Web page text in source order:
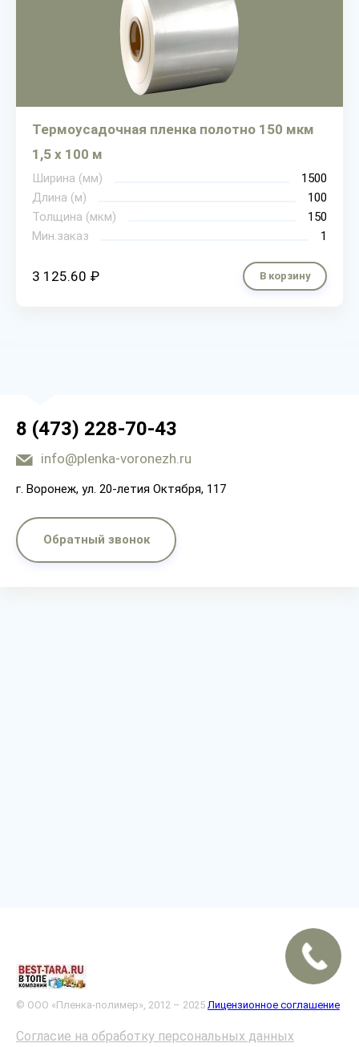
Термоусадочная пленка полотно 150 мкм
1,5 х 100 м
Ширина (мм)
1500
Длина (м)
100
Толщина (мкм)
150
Мин.заказ
1
3 125.60 ₽ В корзину
8 (473) 228-70-43
info@plenka-voronezh.ru
г. Воронеж, ул. 20-летия Октября, 117
Обратный звонок
© ООО «Пленка-полимер», 2012 – 2025 Лицензионное соглашение
Согласие на обработку персональных данных